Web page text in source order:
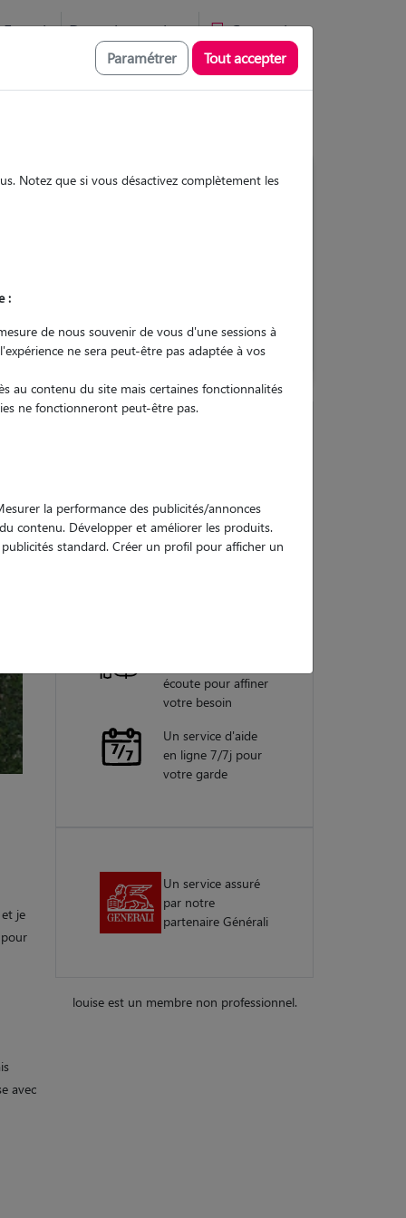
Favoris Devenir pet sitter Connexion
je
avec
garanties
écoute pour affiner
votre besoin
Un service d'aide
en ligne 7/7j pour
votre garde
Un service assuré
par notre
partenaire Générali
louise est un membre non professionnel.
Paramétrer Tout accepter
Notez que si vous désactivez complètement les
:
de nous souvenir de vous d'une sessions à
ne sera peut-être pas adaptée à vos
au contenu du site mais certaines fonctionnalités
ne fonctionneront peut-être pas.
la performance des publicités/annonces
contenu. Développer et améliorer les produits.
standard. Créer un profil pour afficher un